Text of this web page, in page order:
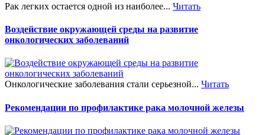
Рак легких остается одной из наиболее... Читать
Воздействие окружающей среды на развитие
онкологических заболеваний
Онкологические заболевания стали серьезной... Читать
Рекомендации по профилактике рака молочной железы